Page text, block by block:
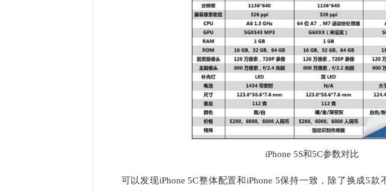
iPhone 5S和5C参数对比
可以发现iPhone 5C整体配置和iPhone 5保持一致，除了换成5款